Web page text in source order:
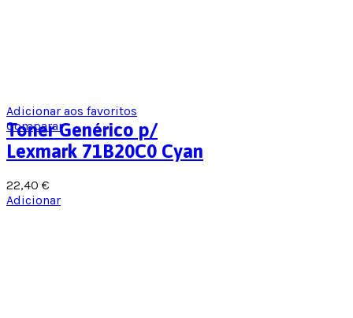
Adicionar aos favoritos
Comparar
Toner Genérico p/
Lexmark 71B20C0 Cyan
22,40 €
Adicionar